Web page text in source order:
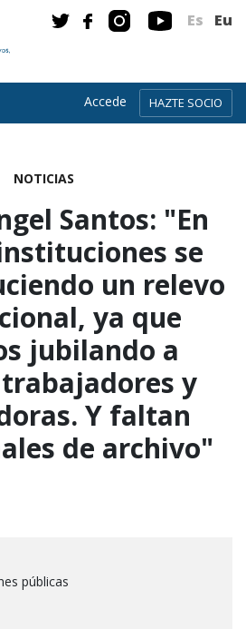
Es Eu
Accede HAZTE SOCIO
NOTICIAS
Santos: "En
se
un relevo
ya que
jubilando a
y
Y faltan
de archivo"
públicas